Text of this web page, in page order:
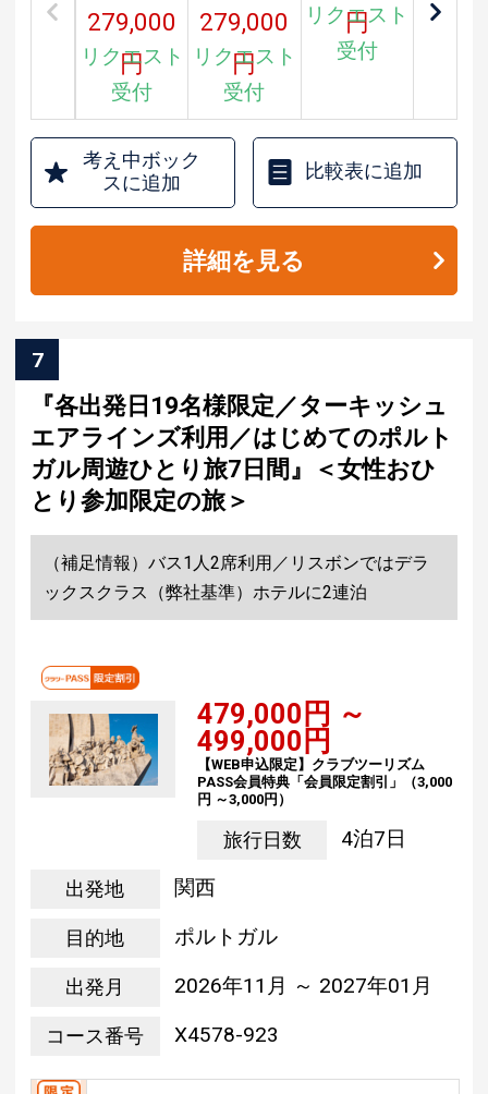
279,000
円
リクエスト
受付
279,000
円
リクエスト
受付
円
リクエスト
受付
考え中ボック
スに追加
比較表に追加
詳細を見る
7
『各出発日19名様限定／ターキッシュ
エアラインズ利用／はじめてのポルト
ガル周遊ひとり旅7日間』＜女性おひ
とり参加限定の旅＞
（補足情報）バス1人2席利用／リスボンではデラ
ックスクラス（弊社基準）ホテルに2連泊
479,000円 ～
499,000円
【WEB申込限定】クラブツーリズム
PASS会員特典「会員限定割引」（3,000
円 ～3,000円）
旅行日数 4泊7日
出発地 関西
目的地 ポルトガル
出発月 2026年11月 ～ 2027年01月
コース番号 X4578-923